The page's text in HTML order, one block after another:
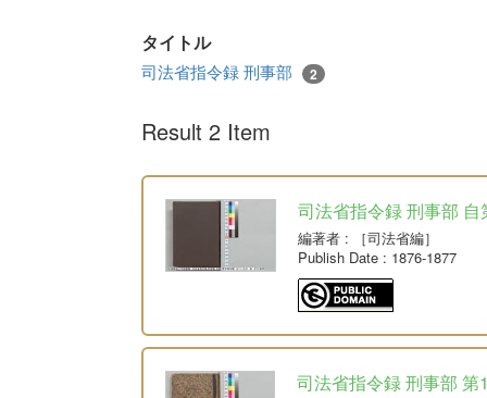
タイトル
司法省指令録 刑事部 2
Result 2 Item
司法省指令録 刑事部
編著者 : ［司法省編］
Publish Date : 1876-1877
司法省指令録 刑事部 第